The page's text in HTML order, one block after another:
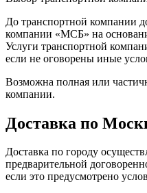
До транспортной компании
компании «МСБ» на
Услуги транспортной
если не оговорены иные
Возможна полная или
компании.
Доставка по
Доставка по городу
предварительной
если это предусмотрено